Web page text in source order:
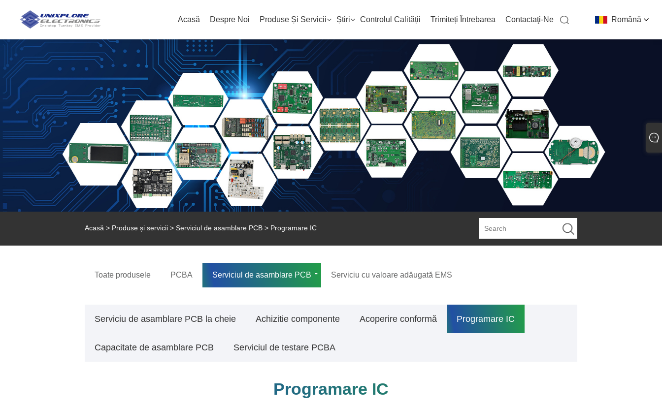
Română
Acasă Despre Noi Produse Și Servicii Știri Controlul Calității Trimiteți Întrebarea Contactaţi-Ne
Acasă > Produse și servicii > Serviciul de asamblare PCB > Programare IC
Toate produsele PCBA Serviciul de asamblare PCB Serviciu cu valoare adăugată EMS
Serviciu de asamblare PCB la cheie Achizitie componente Acoperire conformă Programare IC
Capacitate de asamblare PCB Serviciul de testare PCBA
Programare IC